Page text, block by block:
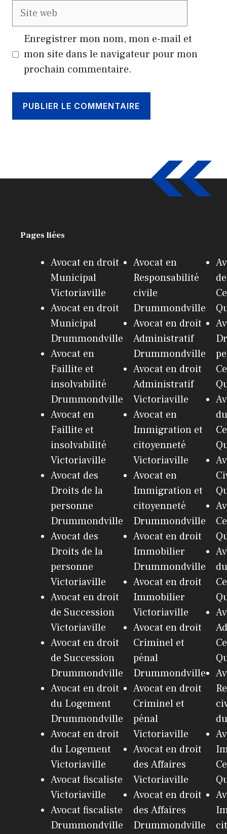
Site
web
Enregistrer mon nom, mon e-mail et
mon site dans le navigateur pour mon
prochain commentaire.
Pages liées
Avocat en droit
Municipal
Victoriaville
Avocat en droit
Municipal
Drummondville
Avocat en
Faillite et
insolvabilité
Drummondville
Avocat en
Faillite et
insolvabilité
Victoriaville
Avocat des
Droits de la
personne
Drummondville
Avocat des
Droits de la
personne
Victoriaville
Avocat en droit
de Succession
Victoriaville
Avocat en droit
de Succession
Drummondville
Avocat en droit
du Logement
Drummondville
Avocat en droit
du Logement
Victoriaville
Avocat fiscaliste
Victoriaville
Avocat fiscaliste
Drummondville
Avocat en
Responsabilité
civile
Drummondville
Avocat en droit
Administratif
Drummondville
Avocat en droit
Administratif
Victoriaville
Avocat en
Immigration et
citoyenneté
Victoriaville
Avocat en
Immigration et
citoyenneté
Drummondville
Avocat en droit
Immobilier
Drummondville
Avocat en droit
Immobilier
Victoriaville
Avocat en droit
Criminel et
pénal
Drummondville
Avocat en droit
Criminel et
pénal
Victoriaville
Avocat en droit
des Affaires
Victoriaville
Avocat en droit
des Affaires
Drummondville